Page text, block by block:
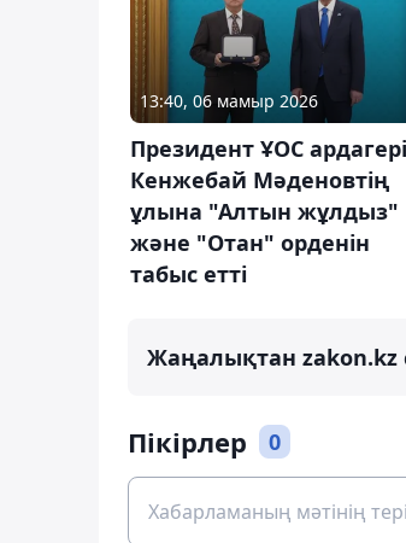
13:40, 06 мамыр 2026
Президент ҰОС ардагері
Кенжебай Мәденовтің
ұлына "Алтын жұлдыз"
және "Отан" орденін
табыс етті
Жаңалықтан zakon.kz
Пікірлер 0